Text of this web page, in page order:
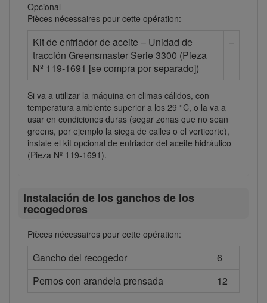
Opcional
Pièces nécessaires pour cette opération:
Kit de enfriador de aceite – Unidad de
tracción Greensmaster Serie 3300 (Pieza
Nº 119-1691 [se compra por separado])
–
Si va a utilizar la máquina en climas cálidos, con
temperatura ambiente superior a los 29 °C, o la va a
usar en condiciones duras (segar zonas que no sean
greens, por ejemplo la siega de calles o el verticorte),
instale el kit opcional de enfriador del aceite hidráulico
(Pieza Nº 119-1691).
Instalación de los ganchos de los
recogedores
Pièces nécessaires pour cette opération:
Gancho del recogedor
6
Pernos con arandela prensada
12